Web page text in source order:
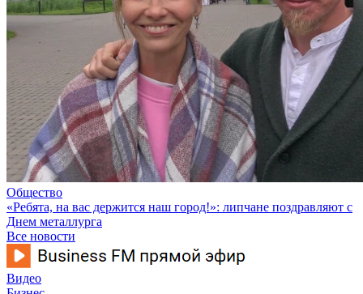
Общество
«Ребята, на вас держится наш город!»: липчане поздравляют с
Днем металлурга
Все новости
Видео